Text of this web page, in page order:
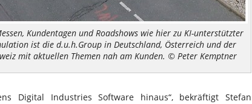
Kundentagen und Roadshows wie hier zu KI-unterstützter
ist die d.u.h.Group in Deutschland, Österreich und der
mit aktuellen Themen nah am Kunden. © Peter Kemptner
Digital Industries Software hinaus“, bekräftigt Stefan